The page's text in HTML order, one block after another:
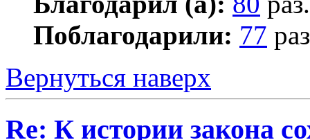
Поблагодарили: 77
Вернуться наверх
Re: К истории закона